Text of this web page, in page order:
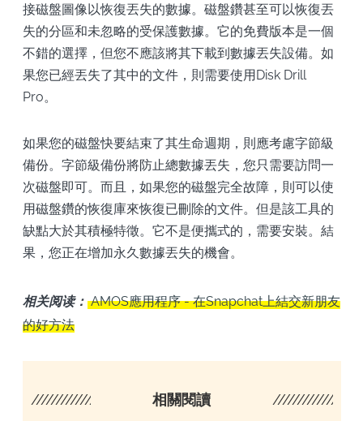
接磁盤圖像以恢復丟失的數據。磁盤鑽甚至可以恢復丟
失的分區和未忽略的受保護數據。它的免費版本是一個
不錯的選擇，但您不應該將其下載到數據丟失設備。如
果您已經丟失了其中的文件，則需要使用Disk Drill
Pro。
如果您的磁盤快要結束了其生命週期，則應考慮字節級
備份。字節級備份將防止總數據丟失，您只需要訪問一
次磁盤即可。而且，如果您的磁盤完全故障，則可以使
用磁盤鑽的恢復庫來恢復已刪除的文件。但是該工具的
缺點大於其積極特徵。它不是便攜式的，需要安裝。結
果，您正在增加永久數據丟失的機會。
相关阅读： AMOS應用程序 - 在Snapchat上結交新朋友
的好方法
//////////////////// 相關閱讀